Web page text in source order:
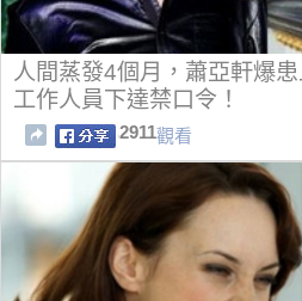
人間蒸發4個月，蕭亞軒爆
工作人員下達禁口令！
2911觀看